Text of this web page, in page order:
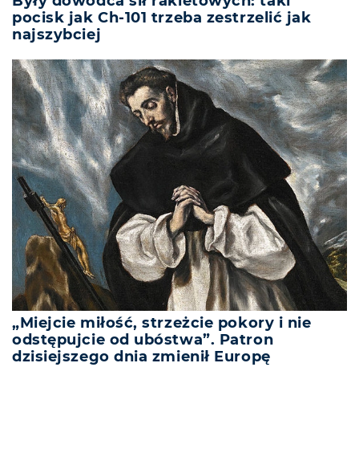
pocisk jak Ch-101 trzeba zestrzelić jak
najszybciej
„Miejcie miłość, strzeżcie pokory i nie
odstępujcie od ubóstwa”. Patron
dzisiejszego dnia zmienił Europę